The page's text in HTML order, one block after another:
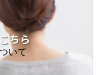
ちら
いて